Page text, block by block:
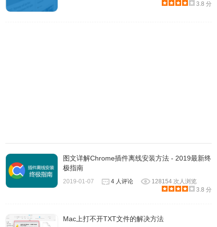
3.8 分
图文详解Chrome插件离线安装方法 - 2019最新终
极指南
2019-01-07 4 人评论
128154 次人浏览
3.8 分
Mac上打不开TXT文件的解决方法